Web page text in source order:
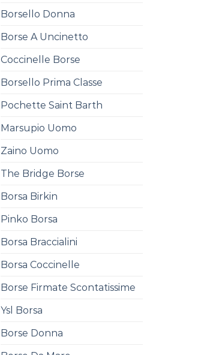
Borsello Donna
Borse A Uncinetto
Coccinelle Borse
Borsello Prima Classe
Pochette Saint Barth
Marsupio Uomo
Zaino Uomo
The Bridge Borse
Borsa Birkin
Pinko Borsa
Borsa Braccialini
Borsa Coccinelle
Borse Firmate Scontatissime
Ysl Borsa
Borse Donna